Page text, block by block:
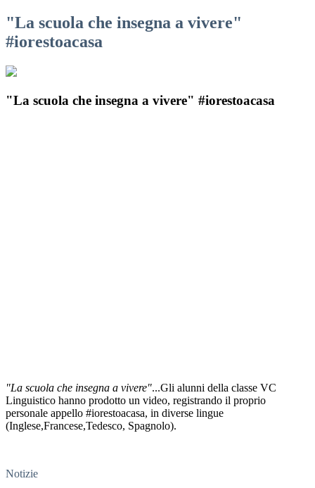
"La scuola che insegna a vivere"
#iorestoacasa
"La scuola che insegna a vivere" #iorestoacasa
"La scuola che insegna a vivere"...Gli alunni della classe VC
Linguistico hanno prodotto un video, registrando il proprio
personale appello #iorestoacasa, in diverse lingue
(Inglese,Francese,Tedesco, Spagnolo).
Notizie